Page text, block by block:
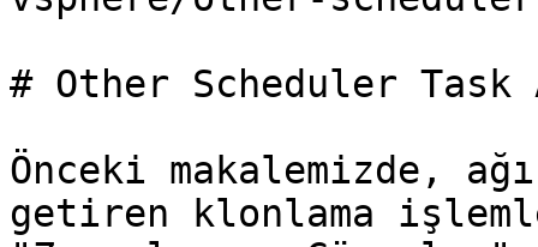
# Other Scheduler
Önceki makalemizde,
getiren klonlama